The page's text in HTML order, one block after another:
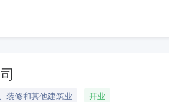
装修和其他建筑业
开业